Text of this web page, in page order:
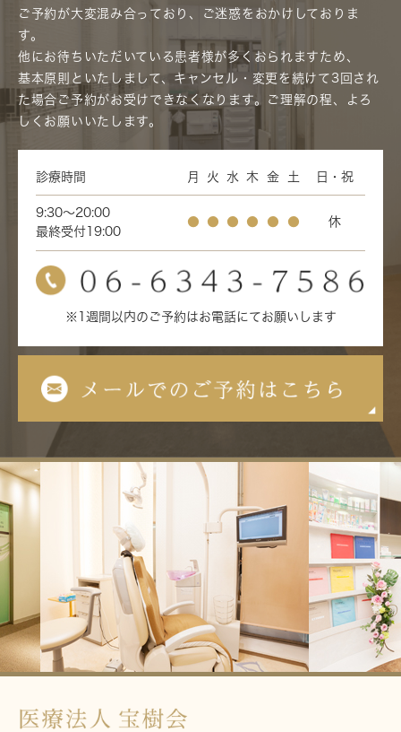
ご予約が大変混み合っており、ご迷惑をおかけしておりま
す。
他にお待ちいただいている患者様が多くおられますため、
基本原則といたしまして、キャンセル・変更を続けて3回され
た場合ご予約がお受けできなくなります。ご理解の程、よろ
しくお願いいたします。
診療時間 月 火 水 木 金 土 日・祝
9:30～20:00
最終受付19:00
● ● ● ● ● ● 休
※1週間以内のご予約はお電話にてお願いします